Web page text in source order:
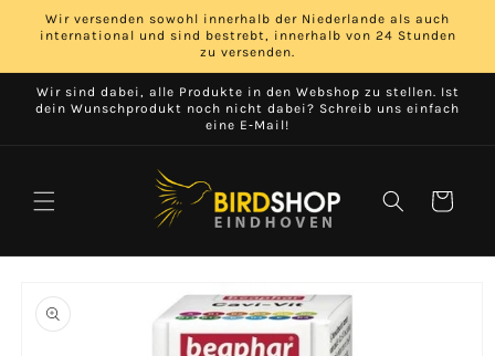
zum
Inhalt
Wir versenden sowohl innerhalb der Niederlande als auch
international und sind bestrebt, innerhalb von 24 Stunden
zu versenden.
Wir sind dabei, alle Produkte in den Webshop zu stellen. Ist
dein Wunschprodukt noch nicht dabei? Schreib uns einfach
eine E‑Mail!
Warenkorb